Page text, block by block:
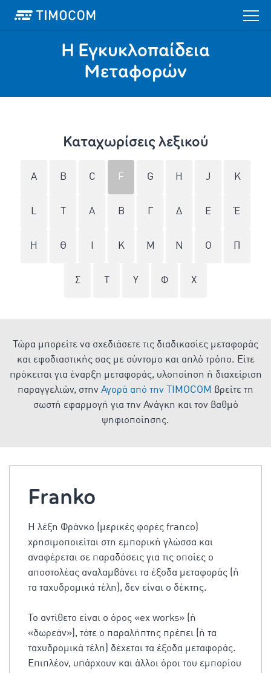
Η Εγκυκλοπαίδεια
Mεταφορών
Καταχωρίσεις λεξικού
A B C F G H J K
L Α Β Δ Ε Έ
Η Θ Κ Μ Ν Ο
Σ Υ Φ Χ
Τώρα μπορείτε να σχεδιάσετε τις διαδικασίες μεταφοράς
και εφοδιαστικής σας με σύντομο και απλό τρόπο. Είτε
πρόκειται για έναρξη μεταφοράς, υλοποίηση ή διαχείριση
παραγγελιών, στην Αγορά από την TIMOCOM βρείτε τη
σωστή εφαρμογή για την Ανάγκη και τον βαθμό
ψηφιοποίησης.
Franko
Η λέξη Φράνκο (μερικές φορές franco)
χρησιμοποιείται στη εμπορική γλώσσα και
αναφέρεται σε παραδόσεις για τις οποίες ο
αποστολέας αναλαμβάνει τα έξοδα μεταφοράς (ή
τα ταχυδρομικά τέλη), δεν είναι ο δέκτης.
Το αντίθετο είναι ο όρος «ex works» (ή
«δωρεάν»), τότε ο παραλήπτης πρέπει (ή τα
ταχυδρομικά τέλη) δέχεται τα έξοδα μεταφοράς.
Επιπλέον, υπάρχουν και άλλοι όροι του εμπορίου